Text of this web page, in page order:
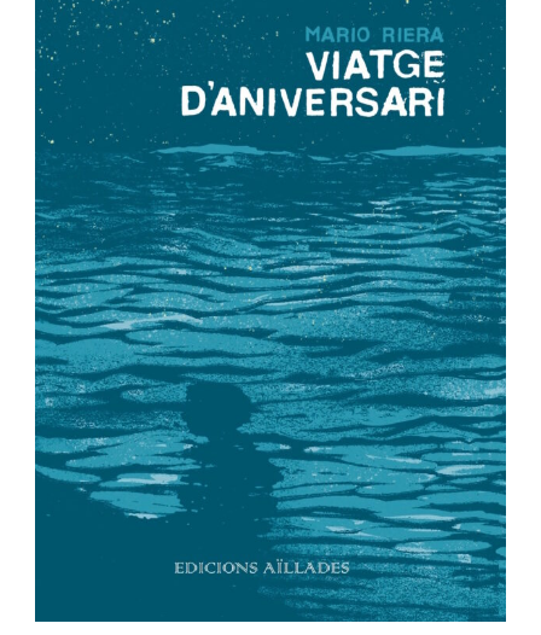
Política de privacidad-